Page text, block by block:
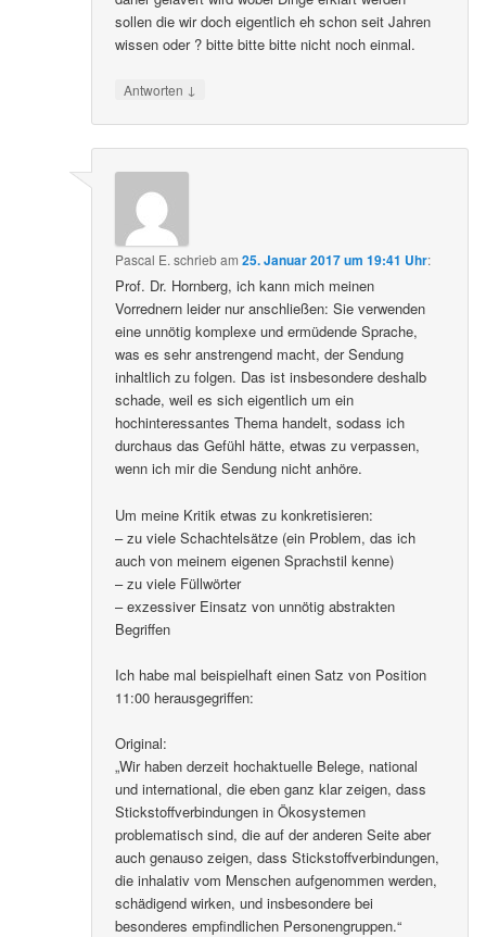
sollen die wir doch eigentlich eh schon seit Jahren
wissen oder ? bitte bitte bitte nicht noch einmal.
Antworten ↓
Pascal E.schriebam25. Januar 2017 um 19:41 Uhr:
Prof. Dr. Hornberg, ich kann mich meinen
Vorrednern leider nur anschließen: Sie verwenden
eine unnötig komplexe und ermüdende Sprache,
was es sehr anstrengend macht, der Sendung
inhaltlich zu folgen. Das ist insbesondere deshalb
schade, weil es sich eigentlich um ein
hochinteressantes Thema handelt, sodass ich
durchaus das Gefühl hätte, etwas zu verpassen,
wenn ich mir die Sendung nicht anhöre.
Um meine Kritik etwas zu konkretisieren:
– zu viele Schachtelsätze (ein Problem, das ich
auch von meinem eigenen Sprachstil kenne)
– zu viele Füllwörter
– exzessiver Einsatz von unnötig abstrakten
Begriffen
Ich habe mal beispielhaft einen Satz von Position
11:00 herausgegriffen:
Original:
„Wir haben derzeit hochaktuelle Belege, national
und international, die eben ganz klar zeigen, dass
Stickstoffverbindungen in Ökosystemen
problematisch sind, die auf der anderen Seite aber
auch genauso zeigen, dass Stickstoffverbindungen,
die inhalativ vom Menschen aufgenommen werden,
schädigend wirken, und insbesondere bei
besonderes empfindlichen Personengruppen.“